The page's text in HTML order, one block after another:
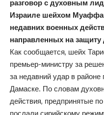
разговор с духовным
Израиле шейхом
недавних военных
направленных на защиту
Как сообщается, шейх
премьер-министру за
за недавний удар в районе
Дамаске. По словам
действия, предпринятые